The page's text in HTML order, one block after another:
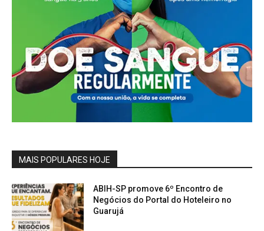
MAIS POPULARES HOJE
ABIH-SP promove 6º Encontro de
Negócios do Portal do Hoteleiro no
Guarujá